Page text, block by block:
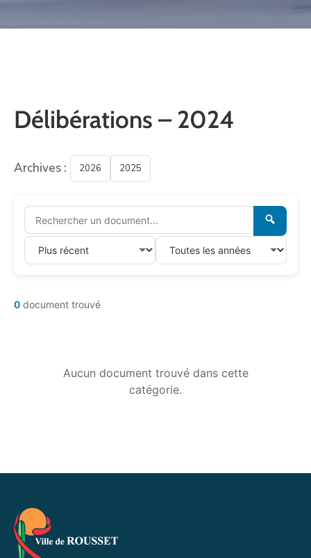
Délibérations – 2024
Archives : 2026 2025
0 document trouvé
Aucun document trouvé dans cette
catégorie.